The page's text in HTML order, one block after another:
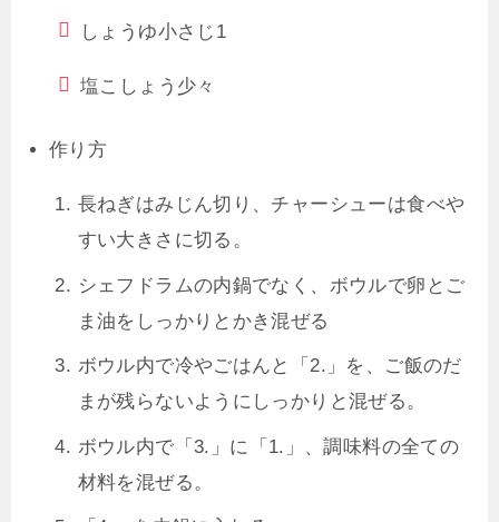
しょうゆ小さじ1
塩こしょう 少々
作り方
長ねぎはみじん切り、チャーシューは食べや
すい大きさに切る。
シェフドラムの内鍋でなく、ボウルで卵とご
ま油をしっかりとかき混ぜる
ボウル内で冷やごはんと「2.」を、ご飯のだ
まが残らないようにしっかりと混ぜる。
ボウル内で「3.」に「1.」、調味料の全ての
材料を混ぜる。